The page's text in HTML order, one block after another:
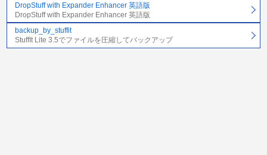
DropStuff with Expander Enhancer 英語版
DropStuff with Expander Enhancer 英語版
backup_by_stuffit
StuffIt Lite 3.5でファイルを圧縮してバックアップ